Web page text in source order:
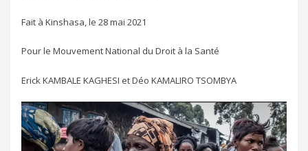
Fait à Kinshasa, le 28 mai 2021
Pour le Mouvement National du Droit à la Santé
Erick KAMBALE KAGHESI et Déo KAMALIRO TSOMBYA